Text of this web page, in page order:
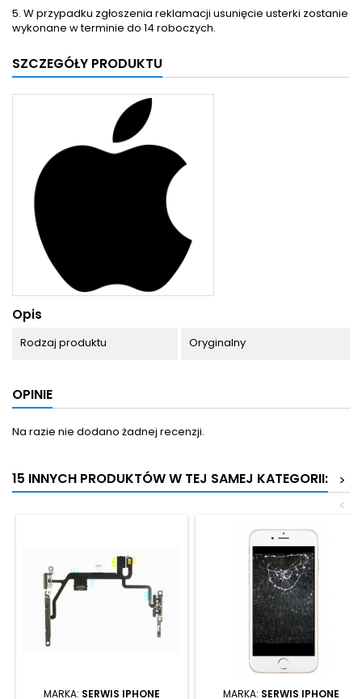
5. W przypadku zgłoszenia reklamacji usunięcie usterki zostanie
wykonane w terminie do 14 roboczych.
SZCZEGÓŁY PRODUKTU
Opis
Rodzaj produktu Oryginalny
OPINIE
Na razie nie dodano żadnej recenzji.
15 INNYCH PRODUKTÓW W TEJ SAMEJ KATEGORII:
>
<
MARKA: SERWIS IPHONE MARKA: SERWIS IPHONE